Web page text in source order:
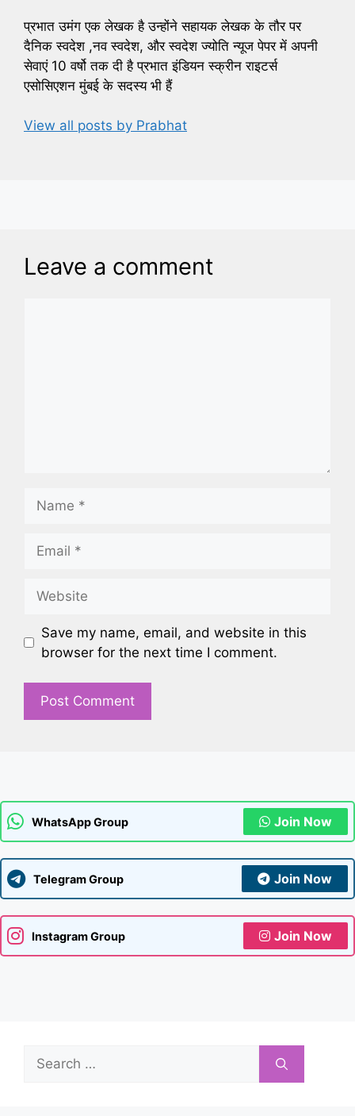
प्रभात उमंग एक लेखक है उन्होंने सहायक लेखक के तौर पर
दैनिक स्वदेश ,नव स्वदेश, और स्वदेश ज्योति न्यूज पेपर में अपनी
सेवाएं 10 वर्षो तक दी है प्रभात इंडियन स्क्रीन राइटर्स
एसोसिएशन मुंबई के सदस्य भी हैं
View all posts by Prabhat
Leave a comment
Save my name, email, and website in this
browser for the next time I comment.
WhatsApp Group Join Now
Telegram Group Join Now
Instagram Group Join Now
Search
for: